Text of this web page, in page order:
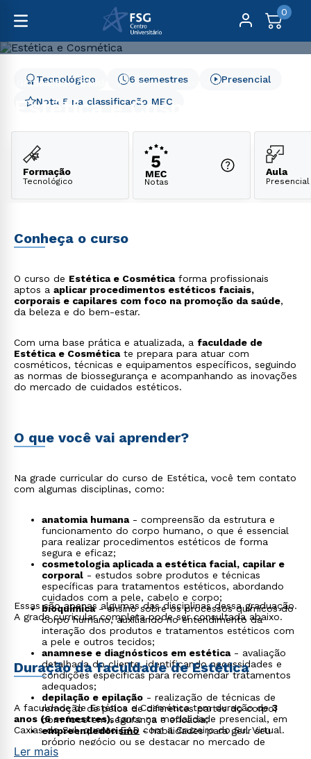
0
Graduação Saúde Estética e Cosmética
Estética e Cosmética
Nota 5 na classificação MEC
6 semestres
Tecnológico Presencial
Formação
Tecnológico Notas
Aula
Presencial
Conheça o curso
O curso de Estética e Cosméticaforma profissionais
aptos a aplicar procedimentos estéticos faciais,
corporais e capilares com foco na promoção da saúde,
da beleza e do bem-estar.
Com uma base prática e atualizada, a faculdade de
Estética e Cosméticate prepara para atuar com
cosméticos, técnicas e equipamentos específicos, seguindo
as normas de biossegurança e acompanhando as inovações
do mercado de cuidados estéticos.
O que você vai aprender?
Na grade curricular do curso de Estética, você tem contato
com algumas disciplinas, como:
anatomia humana- compreensão da estrutura e
funcionamento do corpo humano, o que é essencial
para realizar procedimentos estéticos de forma
segura e eficaz;
cosmetologia aplicada a estética facial, capilar e
corporal - estudos sobre produtos e técnicas
específicas para tratamentos estéticos, abordando
cuidados com a pele, cabelo e corpo;
bioquímica- ensino sobre os processos químicos do
corpo humano, auxiliando no entendimento da
interação dos produtos e tratamentos estéticos com
a pele e outros tecidos;
anamnese e diagnósticos em estética- avaliação
detalhada do cliente, identificando necessidades e
condições específicas para recomendar tratamentos
adequados;
depilação e epilação - realização de técnicas de
remoção de pelos de diferentes partes do corpo,
com foco em segurança e eficácia;
empreendedorismo - habilidades para gerir seu
próprio negócio ou se destacar no mercado de
trabalho, aprendendo sobre gestão, marketing e
Essas são apenas algumas das disciplinas dessa graduação.
A grade curricular completa pode ser consultada abaixo.
Duração da faculdade de Estética
A faculdade de Estética e Cosmética tem duração de3
anos (6 semestres), tanto na modalidade presencial, em
Caxias do Sul, quantoEAD com a Cruzeiro do Sul Virtual.
Ler mais